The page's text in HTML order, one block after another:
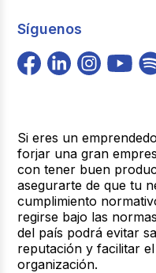
Síguenos
Si eres un
forjar una gran
con tener buen
asegurarte de que tu
cumplimiento
regirse bajo las
del país podrá evitar
reputación y facilitar
organización.